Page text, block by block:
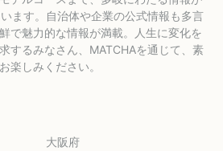
ます。自治体や企業の公式情報も多言
で魅力的な情報が満載。人生に変化を
するみなさん、MATCHAを通じて、素
楽しみください。
大阪府